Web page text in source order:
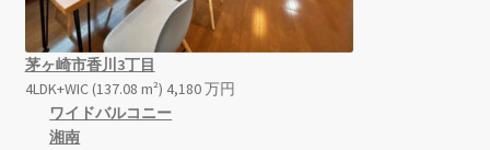
茅ヶ崎市香川3丁目
4LDK+WIC (137.08 m²) 4,180万円
ワイドバルコニー
湘南